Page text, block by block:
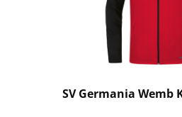
SV Germania Wemb